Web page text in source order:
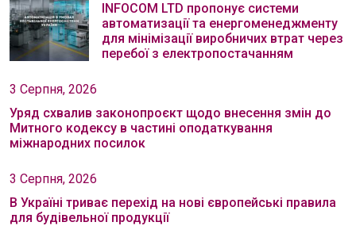
INFOCOM LTD пропонує системи
автоматизації та енергоменеджменту
для мінімізації виробничих втрат через
перебої з електропостачанням
3 Серпня, 2026
Уряд схвалив законопроєкт щодо внесення змін до
Митного кодексу в частині оподаткування
міжнародних посилок
3 Серпня, 2026
В Україні триває перехід на нові європейські правила
для будівельної продукції